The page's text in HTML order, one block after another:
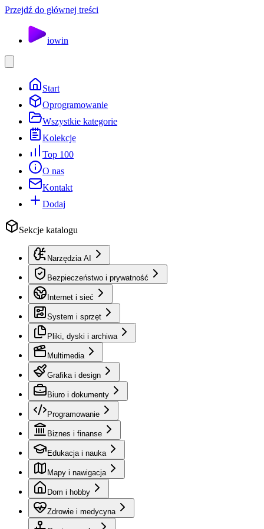
Przejdź do głównej treści
iowin
Start
Oprogramowanie
Wszystkie kategorie
Kolekcje
Top 100
O nas
Kontakt
Dodaj
Sekcje katalogu
Narzędzia AI
Bezpieczeństwo i prywatność
Internet i sieć
System i sprzęt
Pliki, dyski i archiwa
Multimedia
Grafika i design
Biuro i dokumenty
Programowanie
Biznes i finanse
Edukacja i nauka
Mapy i nawigacja
Dom i hobby
Zdrowie i medycyna